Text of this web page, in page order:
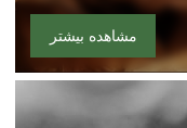
مشاهده بیشتر